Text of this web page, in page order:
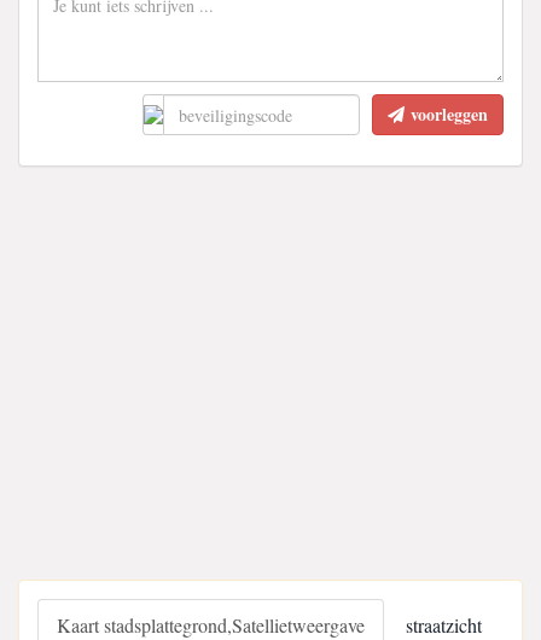
voorleggen
Kaart stadsplattegrond,Satellietweergave straatzicht